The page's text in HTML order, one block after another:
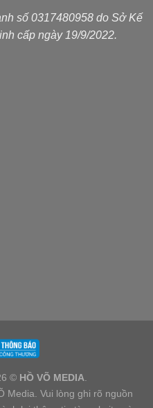
số 0317480958 do Sở Kế
cấp ngày 19/9/2022.
© HỒ VÕ MEDIA
Media. Vui lòng ghi rõ nguồn